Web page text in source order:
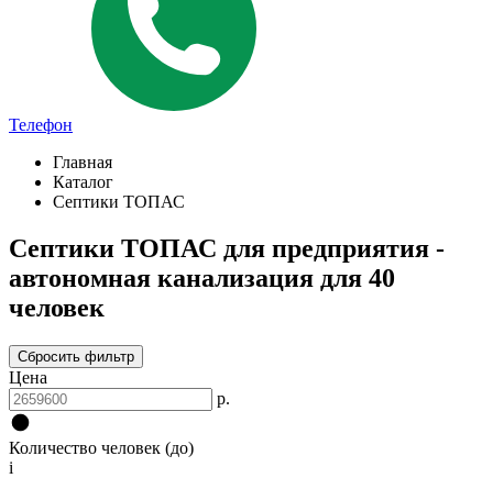
Телефон
Главная
Каталог
Септики ТОПАС
Септики ТОПАС для предприятия -
автономная канализация для 40
человек
Сбросить фильтр
Цена
р.
Количество человек (до)
i